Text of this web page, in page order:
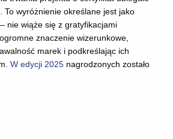
To wyróżnienie określane jest jako
nie wiąże się z gratyfikacjami
znaczenie wizerunkowe,
marek i podkreślając ich
W edycji 2025 nagrodzonych zostało